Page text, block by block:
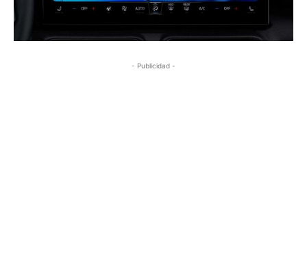
- Publicidad -